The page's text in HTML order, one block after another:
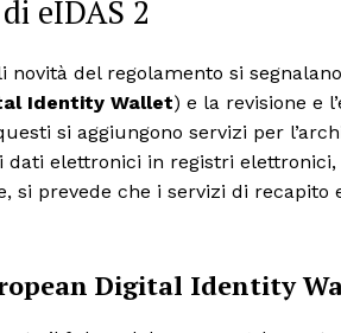
eIDAS 2
novità del regolamento si
Identity Wallet) e la revisione e
si aggiungono servizi per
dati elettronici in registri
si prevede che i servizi di
Digital Identity